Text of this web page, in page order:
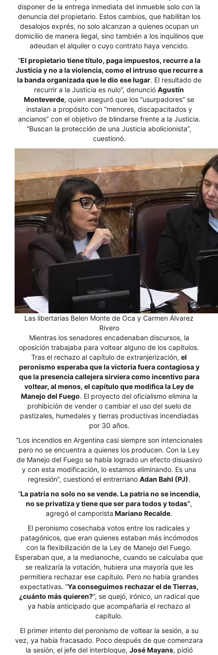
disponer de la entrega inmediata del inmueble solo con la
denuncia del propietario. Estos cambios, que habilitan los
desalojos exprés, no solo alcanzan a quienes ocupan un
domicilio de manera ilegal, sino también a los inquilinos que
adeudan el alquiler o cuyo contrato haya vencido.
“El propietario tiene título, paga impuestos, recurre a la
Justicia y no a la violencia, como el intruso que recurre a
la banda organizada que le dio ese lugar. El resultado de
recurrir a la Justicia es nulo”, denunció Agustín
Monteverde, quien aseguró que los “usurpadores” se
instalan a propósito con “menores, discapacitados y
ancianos” con el objetivo de blindarse frente a la Justicia.
“Buscan la protección de una Justicia abolicionista”,
cuestionó.
Las libertarias Belen Monte de Oca y Carmen Álvarez
Rivero
Mientras los senadores encadenaban discursos, la
oposición trabajaba para voltear alguno de los capítulos.
Tras el rechazo al capítulo de extranjerización, el
peronismo esperaba que la victoria fuera contagiosa y
que la presencia callejera sirviera como incentivo para
voltear, al menos, el capítulo que modifica la Ley de
Manejo del Fuego. El proyecto del oficialismo elimina la
prohibición de vender o cambiar el uso del suelo de
pastizales, humedales y tierras productivas incendiadas
por 30 años.
“Los incendios en Argentina casi siempre son intencionales
pero no se encuentra a quienes los producen. Con la Ley
de Manejo del Fuego se había logrado un efecto disuasivo
y con esta modificación, lo estamos eliminando. Es una
regresión”, cuestionó el entrerriano Adan Bahl (PJ).
“La patria no solo no se vende. La patria no se incendia,
no se privatiza y tiene que ser para todos y todas”,
agregó el camporista Mariano Recalde.
El peronismo cosechaba votos entre los radicales y
patagónicos, que eran quienes estaban más incómodos
con la flexibilización de la Ley de Manejo del Fuego.
Esperaban que, a la medianoche, cuando se calculaba que
se realizaría la votación, hubiera una mayoría que les
permitiera rechazar ese capítulo. Pero no había grandes
expectativas. “Ya conseguimos rechazar el de Tierras,
¿cuánto más quieren?”, se quejó, irónico, un radical que
ya había anticipado que acompañaría el rechazo al
capítulo.
El primer intento del peronismo de voltear la sesión, a su
vez, ya había fracasado. Poco después de que comenzara
la sesión, el jefe del interbloque, José Mayans, pidió